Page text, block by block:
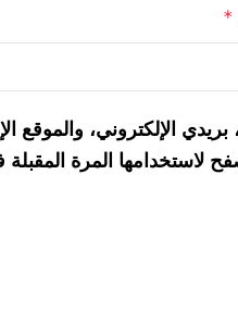
*
الإلكتروني، والموقع
لاستخدامها المرة